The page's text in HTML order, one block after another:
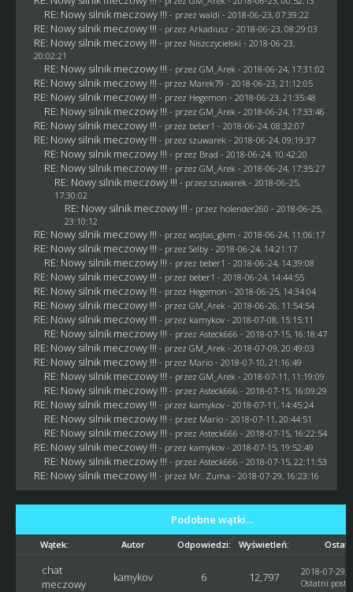
RE: Nowy silnik meczowy !!! - przez waldi - 2018-06-23, 07:39:22
RE: Nowy silnik meczowy !!! - przez Arkadiusz - 2018-06-23, 08:29:03
RE: Nowy silnik meczowy !!! - przez Niszczycielski - 2018-06-23,
20:02:21
RE: Nowy silnik meczowy !!! - przez GM_Arek - 2018-06-24, 17:31:02
RE: Nowy silnik meczowy !!! - przez Marek79 - 2018-06-23, 21:12:05
RE: Nowy silnik meczowy !!! - przez Hegemon - 2018-06-23, 21:35:48
RE: Nowy silnik meczowy !!! - przez GM_Arek - 2018-06-24, 17:33:46
RE: Nowy silnik meczowy !!! - przez beber1 - 2018-06-24, 08:32:07
RE: Nowy silnik meczowy !!! - przez szuwarek - 2018-06-24, 09:19:37
RE: Nowy silnik meczowy !!! - przez Brad - 2018-06-24, 10:42:20
RE: Nowy silnik meczowy !!! - przez GM_Arek - 2018-06-24, 17:35:27
RE: Nowy silnik meczowy !!! - przez szuwarek - 2018-06-25,
17:30:02
RE: Nowy silnik meczowy !!! - przez holender260 - 2018-06-25,
23:10:12
RE: Nowy silnik meczowy !!! - przez wojtas_gkm - 2018-06-24, 11:06:17
RE: Nowy silnik meczowy !!! - przez Selby- 2018-06-24, 14:21:17
RE: Nowy silnik meczowy !!! - przez beber1 - 2018-06-24, 14:39:08
RE: Nowy silnik meczowy !!! - przez beber1 - 2018-06-24, 14:44:55
RE: Nowy silnik meczowy !!! - przez Hegemon - 2018-06-25, 14:34:04
RE: Nowy silnik meczowy !!! - przez GM_Arek - 2018-06-26, 11:54:54
RE: Nowy silnik meczowy !!! - przez kamykov- 2018-07-08, 15:15:11
RE: Nowy silnik meczowy !!! - przez Asteck666 - 2018-07-15, 16:18:47
RE: Nowy silnik meczowy !!! - przez GM_Arek - 2018-07-09, 20:49:03
RE: Nowy silnik meczowy !!! - przez Mario- 2018-07-10, 21:16:49
RE: Nowy silnik meczowy !!! - przez GM_Arek - 2018-07-11, 11:19:09
RE: Nowy silnik meczowy !!! - przez Asteck666 - 2018-07-15, 16:09:29
RE: Nowy silnik meczowy !!! - przez kamykov- 2018-07-11, 14:45:24
RE: Nowy silnik meczowy !!! - przez Mario- 2018-07-11, 20:44:51
RE: Nowy silnik meczowy !!! - przez Asteck666 - 2018-07-15, 16:22:54
RE: Nowy silnik meczowy !!! - przez kamykov- 2018-07-15, 19:52:49
RE: Nowy silnik meczowy !!! - przez Asteck666 - 2018-07-15, 22:11:53
RE: Nowy silnik meczowy !!! - przez Mr. Zuma - 2018-07-29, 16:23:16
Podobne wątki…
Wątek: Autor Odpowiedzi: Wyświetleń:
chat
meczowy
kamykov 6 12,797
2018-07-29,
Ostatni post